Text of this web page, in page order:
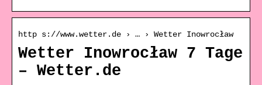
http s://www.wetter.de › … › Wetter Inowrocław
Wetter Inowrocław 7 Tage
– Wetter.de